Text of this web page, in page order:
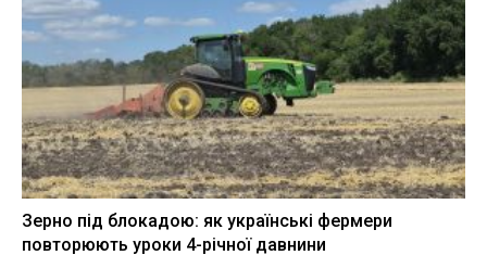
Зерно під блокадою: як українські фермери
повторюють уроки 4-річної давнини